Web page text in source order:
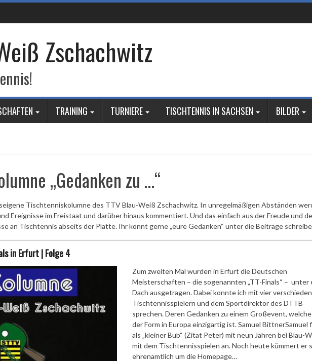
Zschachwitz
TRAINING TURNIERE TISCHTENNIS IN SACHSEN BILDER
„Gedanken zu …“
Tischtenniskolumne des TTV Blau-Weiß Zschachwitz. In unregelmäßigen Abständen
Ereignisse im Freistaat und darüber hinaus kommentiert. Und das einfach aus der Freude und
an Tischtennis abseits der Platte. Ihr könnt gerne „eure Gedanken“ unter die Beiträge
in Erfurt | Folge 4
Zum zweiten Mal wurden in Erfurt die Deutschen
Meisterschaften – die sogenannten „TT-Finals“ – unter
Dach ausgetragen. Dabei konnte ich mit vier
Tischtennisspielern und dem Sportdirektor des DTTB
sprechen. Deren Gedanken zu einem Großevent,
der Form in Europa einzigartig ist. Samuel BittnerSamuel
als „kleiner Bub“ (Zitat Peter) mit neun Jahren bei Blau-
mit dem Tischtennisspielen an. Noch heute kümmert er
ehrenamtlich um die Homepage…